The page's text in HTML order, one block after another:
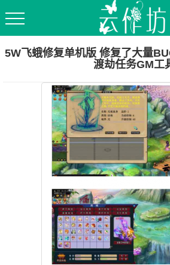
5W飞蛾修复单机版 修复了大量
渡劫任务GM工